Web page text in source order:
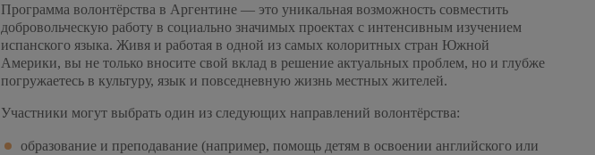
Программа волонтёрства в Аргентине — это уникальная возможность совместить
добровольческую работу в социально значимых проектах с интенсивным изучением
испанского языка. Живя и работая в одной из самых колоритных стран Южной
Америки, вы не только вносите свой вклад в решение актуальных проблем, но и глубже
погружаетесь в культуру, язык и повседневную жизнь местных жителей.
Участники могут выбрать один из следующих направлений волонтёрства:
образование и преподавание (например, помощь детям в освоении английского или